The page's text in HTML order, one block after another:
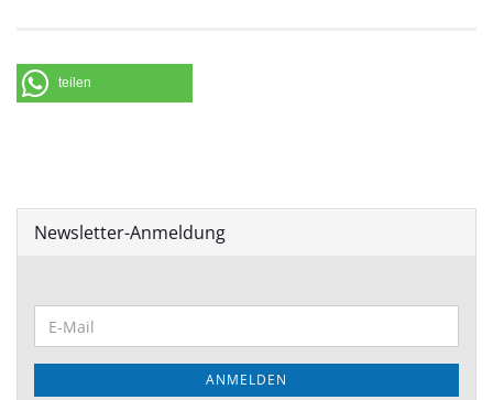
teilen
Newsletter-Anmeldung
ZUR
NEWSLETTER-
E-
Mail
ANMELDEN